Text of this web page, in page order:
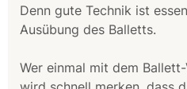
Denn gute Technik ist
Ausübung des Balletts.
Wer einmal mit dem